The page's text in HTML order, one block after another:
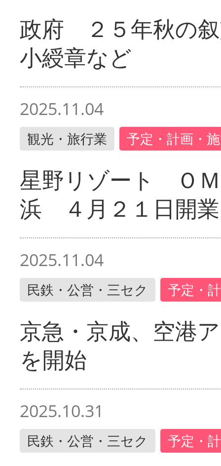
政府 ２５年秋の
小綬章など
2025.11.04
観光・旅行業 予定・計画・
星野リゾート Ｏ
浜 ４月２１日開業
2025.11.04
民鉄・公営・三セク 予定・
京急・京成、空港
を開始
2025.10.31
民鉄・公営・三セク 予定・